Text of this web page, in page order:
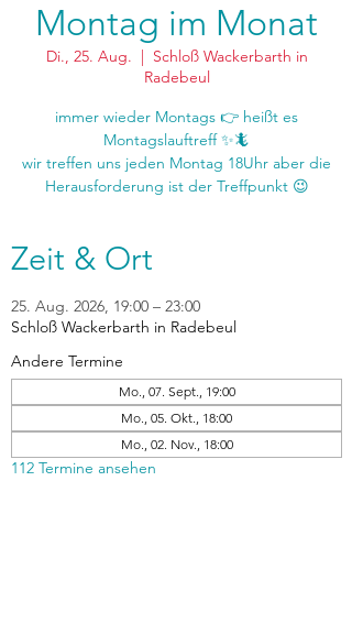
Montag im Monat
Di., 25. Aug.
  |
Schloß Wackerbarth in
Radebeul
immer wieder Montags 👉 heißt es
Montagslauftreff ✨🦎
wir treffen uns jeden Montag 18Uhr aber die
Zeit & Ort
25. Aug. 2026, 19:00 – 23:00
Schloß Wackerbarth in Radebeul
Andere Termine
Mo., 07. Sept., 19:00
Mo., 05. Okt., 18:00
Mo., 02. Nov., 18:00
112 Termine ansehen